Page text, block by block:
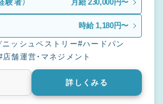
験者） 月給 230,000円〜
時給 1,180円〜
ニッシュペストリー#ハードパン
店舗運営・マネジメント
詳しくみる